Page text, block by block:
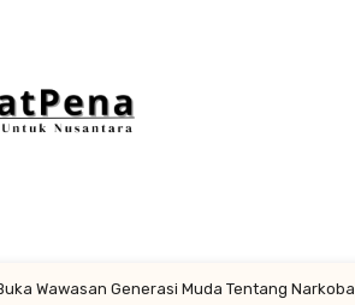
Wawasan Generasi Muda Tentang Narkoba